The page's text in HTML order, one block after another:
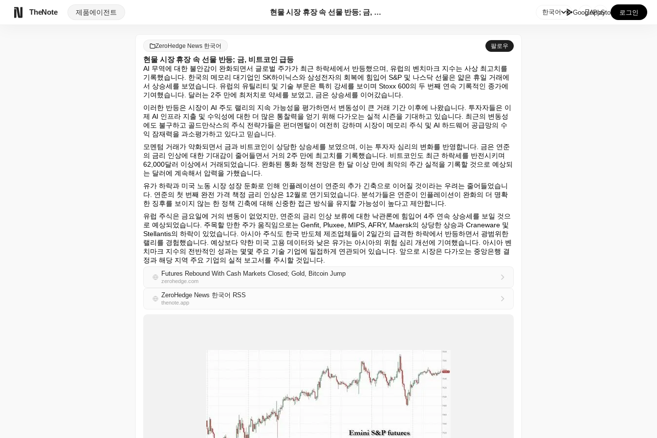
TheNote 제품에이전트 현물 시장 휴장 속 선물 반등; 금, 비트코인 급등 한국어 GooglePlay
AppStore 로그인
ZeroHedge News 한국어 팔로우
현물 시장 휴장 속 선물 반등; 금, 비트코인 급등
AI 무역에 대한 불안감이 완화되면서 글로벌 주가가 최근 하락세에서 반등했으며, 유럽의 벤치마크 지수는 사상 최고치를
기록했습니다. 한국의 메모리 대기업인 SK하이닉스와 삼성전자의 회복에 힘입어 S&P 및 나스닥 선물은 얇은 휴일 거래에
서 상승세를 보였습니다. 유럽의 유틸리티 및 기술 부문은 특히 강세를 보이며 Stoxx 600의 두 번째 연속 기록적인 종가에
기여했습니다. 달러는 2주 만에 최저치로 약세를 보였고, 금은 상승세를 이어갔습니다.
이러한 반등은 시장이 AI 주도 랠리의 지속 가능성을 평가하면서 변동성이 큰 거래 기간 이후에 나왔습니다. 투자자들은 이
제 AI 인프라 지출 및 수익성에 대한 더 많은 통찰력을 얻기 위해 다가오는 실적 시즌을 기대하고 있습니다. 최근의 변동성
에도 불구하고 골드만삭스의 주식 전략가들은 펀더멘털이 여전히 강하며 시장이 메모리 주식 및 AI 하드웨어 공급망의 수
익 잠재력을 과소평가하고 있다고 믿습니다.
모멘텀 거래가 약화되면서 금과 비트코인이 상당한 상승세를 보였으며, 이는 투자자 심리의 변화를 반영합니다. 금은 연준
의 금리 인상에 대한 기대감이 줄어들면서 거의 2주 만에 최고치를 기록했습니다. 비트코인도 최근 하락세를 반전시키며
62,000달러 이상에서 거래되었습니다. 완화된 통화 정책 전망은 한 달 이상 만에 최악의 주간 실적을 기록할 것으로 예상되
는 달러에 계속해서 압력을 가했습니다.
유가 하락과 미국 노동 시장 성장 둔화로 인해 인플레이션이 연준의 추가 긴축으로 이어질 것이라는 우려는 줄어들었습니
다. 연준의 첫 번째 완전 가격 책정 금리 인상은 12월로 연기되었습니다. 분석가들은 연준이 인플레이션이 완화의 더 명확
한 징후를 보이지 않는 한 정책 긴축에 대해 신중한 접근 방식을 유지할 가능성이 높다고 제안합니다.
유럽 주식은 금요일에 거의 변동이 없었지만, 연준의 금리 인상 보류에 대한 낙관론에 힘입어 4주 연속 상승세를 보일 것으
로 예상되었습니다. 주목할 만한 주가 움직임으로는 Genfit, Pluxee, MIPS, AFRY, Maersk의 상당한 상승과 Craneware 및
Stellantis의 하락이 있었습니다. 아시아 주식도 한국 반도체 제조업체들이 2일간의 급격한 하락에서 반등하면서 광범위한
랠리를 경험했습니다. 예상보다 약한 미국 고용 데이터와 낮은 유가는 아시아의 위험 심리 개선에 기여했습니다. 아시아 벤
치마크 지수의 전반적인 성과는 몇몇 주요 기술 기업에 밀접하게 연관되어 있습니다. 앞으로 시장은 다가오는 중앙은행 결
정과 해당 지역 주요 기업의 실적 보고서를 주시할 것입니다.
Futures Rebound With Cash Markets Closed; Gold, Bitcoin Jump
zerohedge.com
ZeroHedge News 한국어 RSS
thenote.app